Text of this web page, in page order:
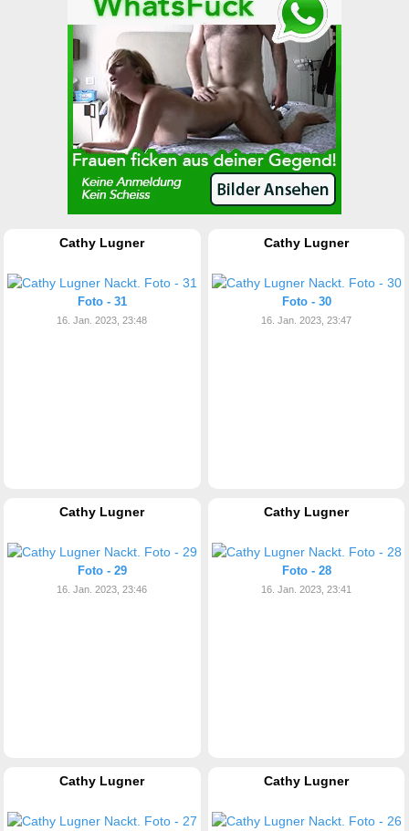
Cathy Lugner
Foto - 31
16. Jan. 2023, 23:48
Cathy Lugner
Foto - 30
16. Jan. 2023, 23:47
Cathy Lugner
Foto - 29
16. Jan. 2023, 23:46
Cathy Lugner
Foto - 28
16. Jan. 2023, 23:41
Cathy Lugner Cathy Lugner